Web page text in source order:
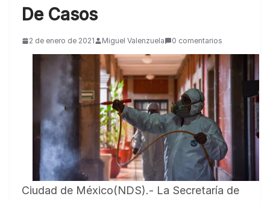
De Casos
2 de enero de 2021 Miguel Valenzuela 0 comentarios
Ciudad de México(NDS).- La Secretaría de